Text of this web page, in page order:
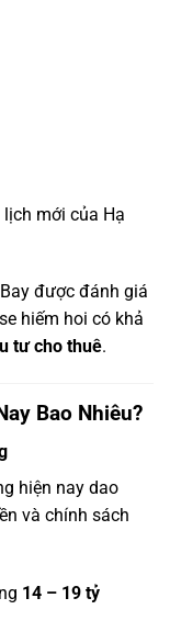
mới của Hạ
được đánh giá
hiếm hoi có khả
tư cho thuê.
Bao Nhiêu?
hiện nay dao
và chính sách
14 – 19 tỷ